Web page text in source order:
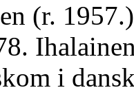
(r.
i